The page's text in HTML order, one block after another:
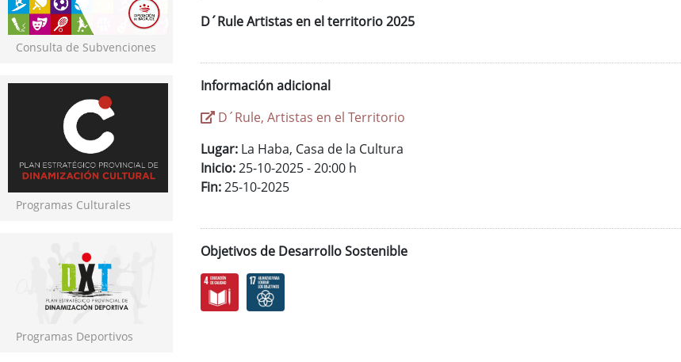
Consulta de Subvenciones
Programas Culturales
Programas Deportivos
D´Rule Artistas en el territorio 2025
Información adicional
D´Rule, Artistas en el Territorio
Lugar: La Haba, Casa de la Cultura
Inicio:25-10-2025 - 20:00 h
Fin:25-10-2025
Objetivos de Desarrollo Sostenible